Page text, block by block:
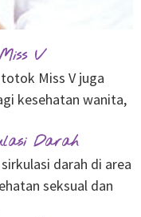
V
Miss V juga
kesehatan wanita,
Darah
darah di area
seksual dan